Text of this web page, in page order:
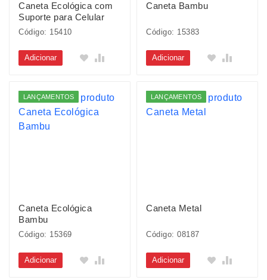
Caneta Ecológica com
Suporte para Celular
Código: 15410
Adicionar
Caneta Bambu
Código: 15383
Adicionar
LANÇAMENTOS
Caneta Ecológica
Bambu
Código: 15369
Adicionar
LANÇAMENTOS
Caneta Metal
Código: 08187
Adicionar